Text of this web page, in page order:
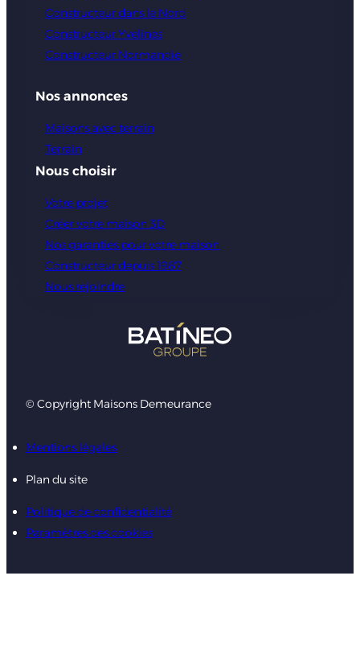
Constructeur dans le Nord
Constructeur Yvelines
Constructeur Normandie
Nos annonces
Maisons avec terrain
Terrain
Nous choisir
Votre projet
Créer votre maison 3D
Nos garanties pour votre maison
Constructeur depuis 1987
Nous rejoindre
© Copyright Maisons Demeurance
Mentions légales
Plan du site
Politique de confidentialité
Paramètres des cookies